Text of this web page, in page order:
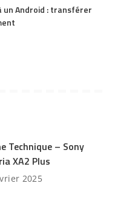
un Android : transférer
Technique – Sony
XA2 Plus
2025